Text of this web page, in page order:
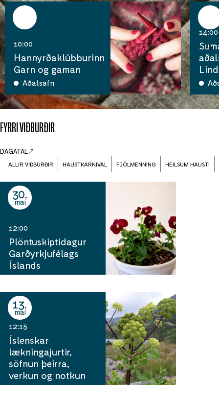
10:00
Hannyrðaklúbburinn
Garn og gaman
Aðalsafn
12
14:00
FYRRI VIÐBURÐIR
DAGATAL
ALLIR VIÐBURÐIR HAUSTKARNIVAL FJÖLMENNING HEILSUM HAUSTI
30
maí
12:00
Plöntuskiptidagur
Garðyrkjufélags
Íslands
13
maí
12:15
Íslenskar
lækningajurtir,
söfnun þeirra,
verkun og notkun